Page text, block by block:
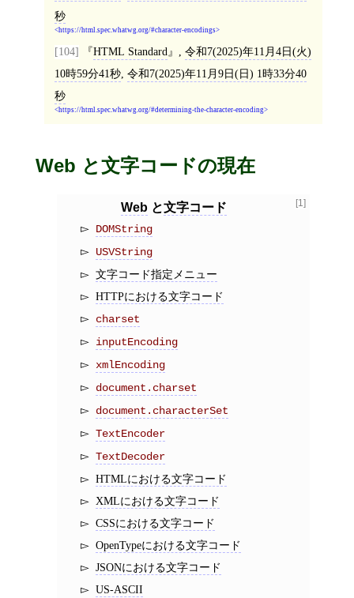
秒
https://html.spec.whatwg.org/#character-encodings
[104] HTML Standard , 令和7(2025)年11月4日(火)
10時59分41秒, 令和7(2025)年11月9日(日) 1時33分40
秒
https://html.spec.whatwg.org/#determining-the-character-encoding
Web と文字コードの現在
[1]
Web と文字コード
DOMString
USVString
文字コード指定メニュー
HTTPにおける文字コード
charset
inputEncoding
xmlEncoding
document.charset
document.characterSet
TextEncoder
TextDecoder
HTMLにおける文字コード
XMLにおける文字コード
CSSにおける文字コード
OpenTypeにおける文字コード
JSONにおける文字コード
US-ASCII